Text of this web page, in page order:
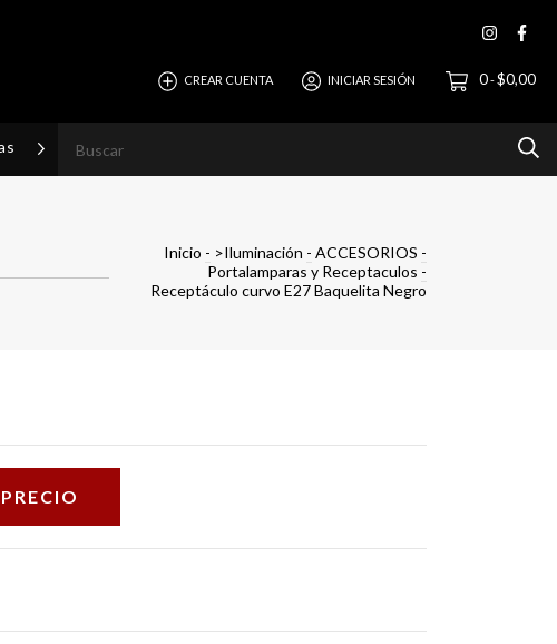
CREAR CUENTA INICIAR SESIÓN 0-$0,00
Revista
Inicio - >Iluminación - ACCESORIOS -
Portalamparas y Receptaculos -
Receptáculo curvo E27 Baquelita Negro